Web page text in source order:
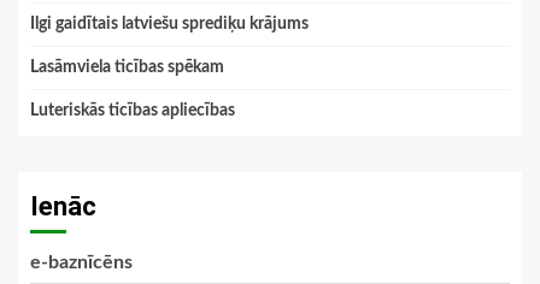
Ilgi gaidītais latviešu sprediķu krājums
Lasāmviela ticības spēkam
Luteriskās ticības apliecības
Ienāc
e-baznīcēns